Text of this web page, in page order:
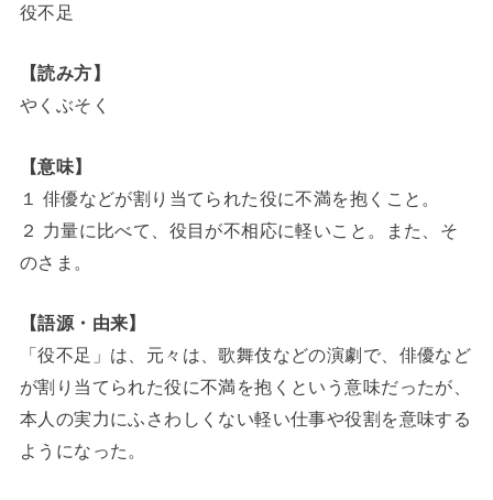
役不足
【読み方】
やくぶそく
【意味】
１ 俳優などが割り当てられた役に不満を抱くこと。
２ 力量に比べて、役目が不相応に軽いこと。また、そ
のさま。
【語源・由来】
「役不足」は、元々は、歌舞伎などの演劇で、俳優など
が割り当てられた役に不満を抱くという意味だったが、
本人の実力にふさわしくない軽い仕事や役割を意味する
ようになった。